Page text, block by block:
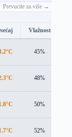
Prevucite za više →
Vlažnost
45%
48%
50%
52%